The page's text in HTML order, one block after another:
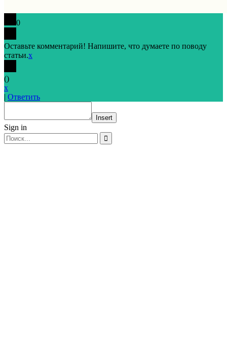
0
Оставьте комментарий! Напишите, что думаете по поводу
статьи.x
()
x
| Ответить
Insert
Sign in